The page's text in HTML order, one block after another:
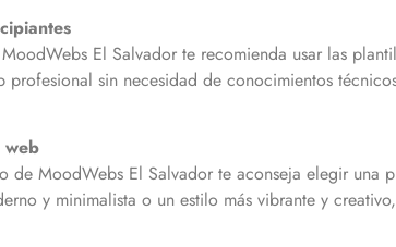
El Salvador te recomienda usar las
sin necesidad de conocimientos
web
de MoodWebs El Salvador te aconseja elegir una
y minimalista o un estilo más vibrante y